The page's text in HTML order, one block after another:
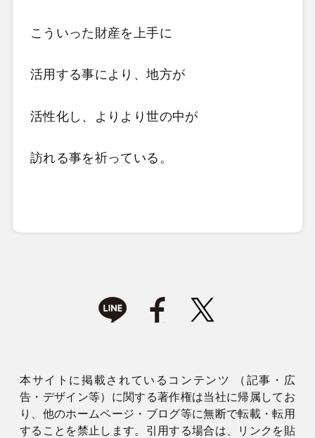
こういった財産を上手に
活用する事により、地方が
活性化し、よりより世の中が
訪れる事を祈っている。
本サイトに掲載されているコンテンツ （記事・広
告・デザイン等）に関する著作権は当社に帰属してお
り、他のホームページ・ブログ等に無断で転載・転用
することを禁止します。引用する場合は、リンクを貼